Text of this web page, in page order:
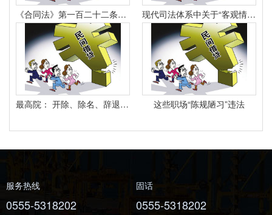
《合同法》第一百二十二条规定：“因当事人一方的违约行为侵害对方人身、财产权益的受损害方有权选择依照本法要求其承担违约责任或者依照其他法律要求其承担侵权责任。 现代司法体系中关于“客观情况出现重大变化”的法律规定有哪些
最高院： 开除、除名、辞退与解除劳动合同之间有什么区别？ 这些职场“陈规陋习”违法
服务热线
0555-5318202
固话
0555-5318202